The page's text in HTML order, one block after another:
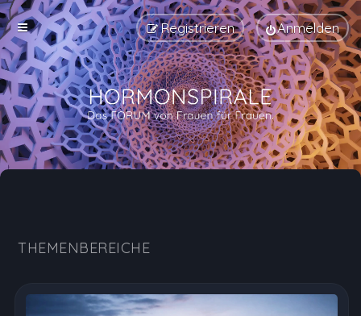
Anmelden
Registrieren